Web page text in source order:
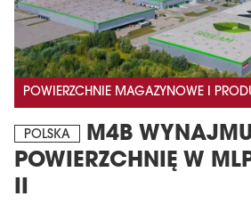
POWIERZCHNIE MAGAZYNOWE I
POLSKA
M4B
POWIERZCHNIĘ W
II